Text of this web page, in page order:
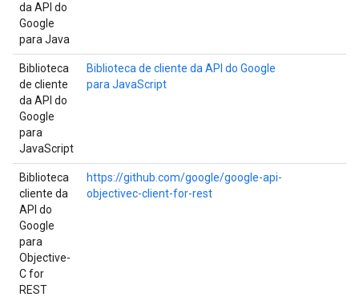
da API do
Google
para Java
Biblioteca
de cliente
da API do
Google
para
JavaScript
Biblioteca de cliente da API do Google
para JavaScript
Biblioteca
cliente da
API do
Google
para
Objective-
C for
REST
https://github.com/google/google-api-
objectivec-client-for-rest